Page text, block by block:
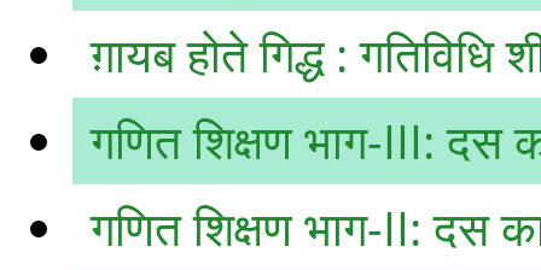
ग़ायब होते गिद्ध : गतिविधि
गणित शिक्षण भाग-III: दस
गणित शिक्षण भाग-II: दस